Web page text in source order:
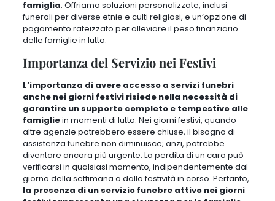
Importanza del Servizio nei Festivi
L’importanza di avere accesso a servizi funebri anche nei giorni
tempestivo alle famigliein momenti di lutto.Nei giorni festivi,
quando altre agenzie potrebbero essere chiuse, il bisogno di
assistenza funebre non diminuisce; anzi, potrebbe diventare ancora
più urgente. La perdita di un caro può verificarsi in qualsiasi
momento, indipendentemente dal giorno della settimana o dalla
festività in corso. Pertanto,la presenza di un servizio funebre attivo
nei giorni festivi rappresenta una sicurezza per le famiglie,
garantendo loro un supporto emotivo e pratico quando più ne hanno
bisogno.
Servizi Offerti nei Festivi da Bausan